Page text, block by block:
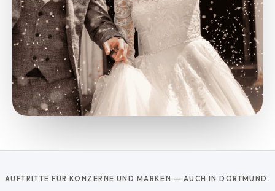
AUFTRITTE FÜR KONZERNE UND MARKEN — AUCH IN DORTMUND.